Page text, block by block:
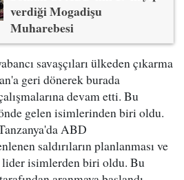
verdiği Mogadişu
Muharebesi
savaşçıları ülkeden çıkarma
geri dönerek burada
devam etti. Bu
gelen isimlerinden biri oldu.
ABD
saldırıların planlanması ve
isimlerden biri oldu. Bu